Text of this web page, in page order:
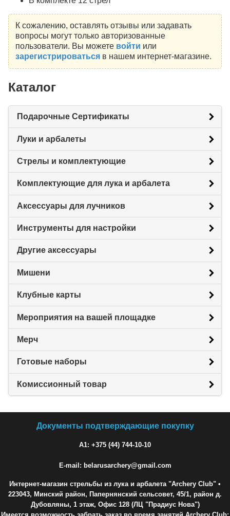
К сожалению, оставлять отзывы или задавать
вопросы могут только авторизованные
пользователи. Вы можете войти или
зарегистрироватьсяв нашем интернет-магазине.
Каталог
Подарочные Сертификаты
Луки и арбалеты
Стрелы и комплектующие
Комплектующие для лука и арбалета
Аксессуары для лучников
Инструменты для настройки
Другие аксессуары
Мишени
Клубные карты
Мероприятия на вашей площадке
Мерч
Готовые наборы
Комиссионный товар
Документы подтверждающие покупку
A1: +375 (44) 744-10-10
E-mail: belarusarchery@gmail.com
Интернет-магазин стрельбы из лука и арбалета "Archery Club" •
223043, Минский район, Папернянский сельсовет, 45/1, район д.
Дубовляны, 1 этаж, Офис 128 (ЛЦ "Прадиус Нова")